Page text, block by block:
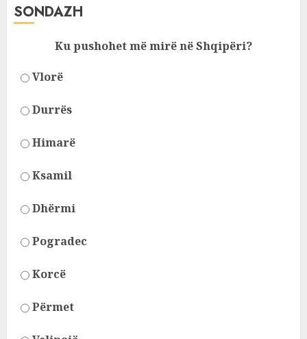
SONDAZH
Ku pushohet më mirë në Shqipëri?
Vlorë
Durrës
Himarë
Ksamil
Dhërmi
Pogradec
Korcë
Përmet